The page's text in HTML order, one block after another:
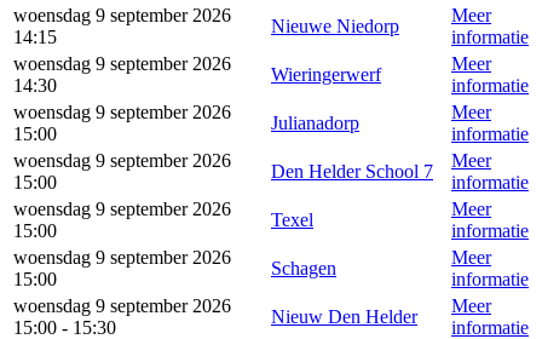
woensdag 9 september 2026
14:15
Nieuwe Niedorp
Meer
informatie
woensdag 9 september 2026
14:30
Wieringerwerf
Meer
informatie
woensdag 9 september 2026
15:00
Julianadorp
Meer
informatie
woensdag 9 september 2026
15:00
Den Helder School 7
Meer
informatie
woensdag 9 september 2026
15:00
Texel
Meer
informatie
woensdag 9 september 2026
15:00
Schagen
Meer
informatie
woensdag 9 september 2026
15:00 - 15:30
Nieuw Den Helder
Meer
informatie